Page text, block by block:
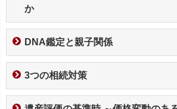
か
DNA鑑定と親子関係
3つの相続対策